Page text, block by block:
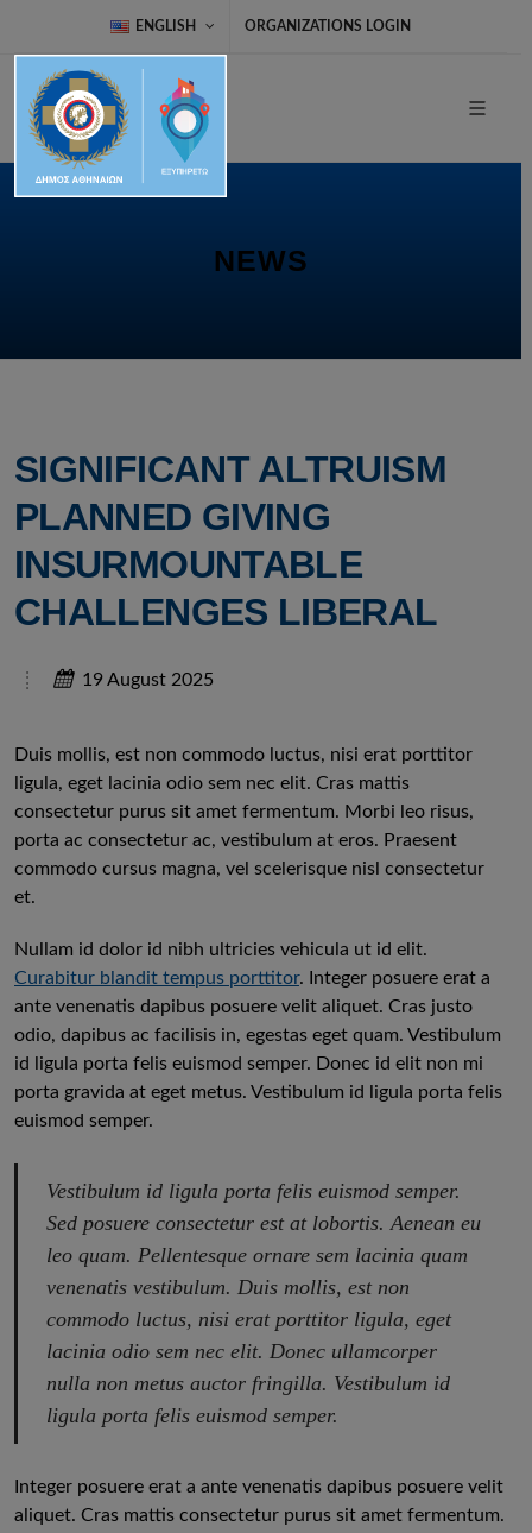
ENGLISH ORGANIZATIONS LOGIN
NEWS
SIGNIFICANT ALTRUISM
PLANNED GIVING
INSURMOUNTABLE
CHALLENGES LIBERAL
19 August 2025
Duis mollis, est non commodo luctus, nisi erat porttitor
ligula, eget lacinia odio sem nec elit. Cras mattis
consectetur purus sit amet fermentum. Morbi leo risus,
porta ac consectetur ac, vestibulum at eros. Praesent
commodo cursus magna, vel scelerisque nisl consectetur
et.
Nullam id dolor id nibh ultricies vehicula ut id elit.
Curabitur blandit tempus porttitor. Integer posuere erat a
ante venenatis dapibus posuere velit aliquet. Cras justo
odio, dapibus ac facilisis in, egestas eget quam. Vestibulum
id ligula porta felis euismod semper. Donec id elit non mi
porta gravida at eget metus. Vestibulum id ligula porta felis
euismod semper.
Vestibulum id ligula porta felis euismod semper.
Sed posuere consectetur est at lobortis. Aenean eu
leo quam. Pellentesque ornare sem lacinia quam
venenatis vestibulum. Duis mollis, est non
commodo luctus, nisi erat porttitor ligula, eget
lacinia odio sem nec elit. Donec ullamcorper
nulla non metus auctor fringilla. Vestibulum id
ligula porta felis euismod semper.
Integer posuere erat a ante venenatis dapibus posuere velit
aliquet. Cras mattis consectetur purus sit amet fermentum.